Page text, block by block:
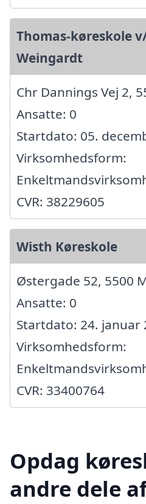
Thomas-køreskole
Weingardt
Chr Dannings Vej 2,
Ansatte: 0
Startdato: 05.
Virksomhedsform:
CVR: 38229605
Wisth Køreskole
Østergade 52, 5500
Ansatte: 0
Startdato: 24. januar
Virksomhedsform:
CVR: 33400764
Opdag
andre dele